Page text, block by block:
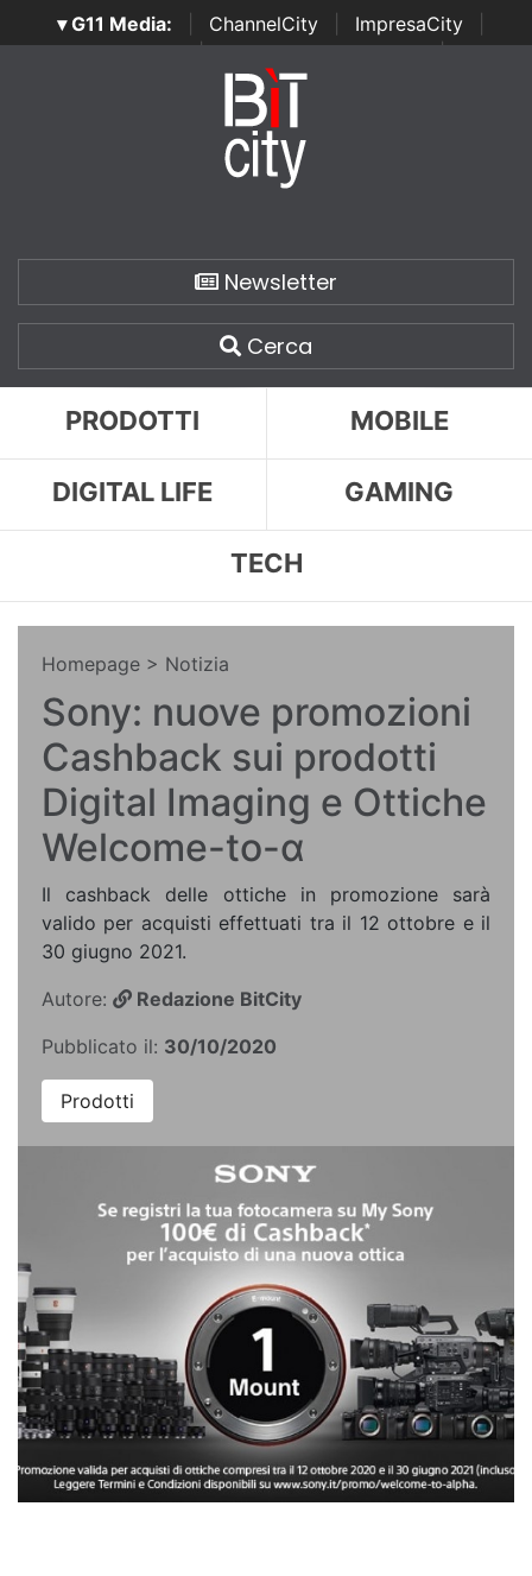
▾ G11 Media: ChannelCity ImpresaCity
SecurityOpenLab | Italian Channel Awards | Italian
Italian Security Awards
Newsletter
Cerca
PRODOTTI MOBILE
DIGITAL LIFE GAMING
TECH
Homepage > Notizia
Sony: nuove promozioni
Cashback sui prodotti
Digital Imaging e Ottiche
Welcome-to-α
Il cashback delle ottiche in promozione sarà
valido per acquisti effettuati tra il 12 ottobre e il
30 giugno 2021.
Autore:
Redazione BitCity
Pubblicato il: 30/10/2020
Prodotti